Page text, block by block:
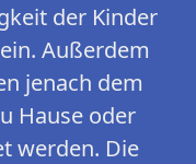
der Kinder
Außerdem
jenach dem
Hause oder
werden. Die